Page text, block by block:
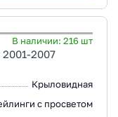
В наличии: 216 шт
2007
Крыловидная
с просветом